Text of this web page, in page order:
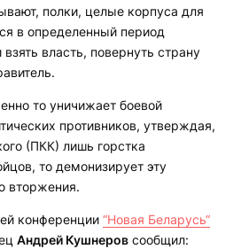
полки, целые корпуса для
в определенный период
власть, повернуть страну
то уничижает боевой
противников, утверждая,
(ПКК) лишь горстка
то демонизирует эту
вторжения.
конференции “Новая Беларусь“
Андрей Кушнеров сообщил: